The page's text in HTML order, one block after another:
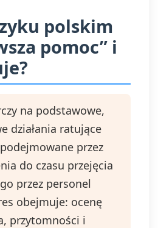
polskim
pomoc” i
na podstawowe,
działania ratujące
przez
do czasu przejęcia
przez personel
obejmuje: ocenę
przytomności i